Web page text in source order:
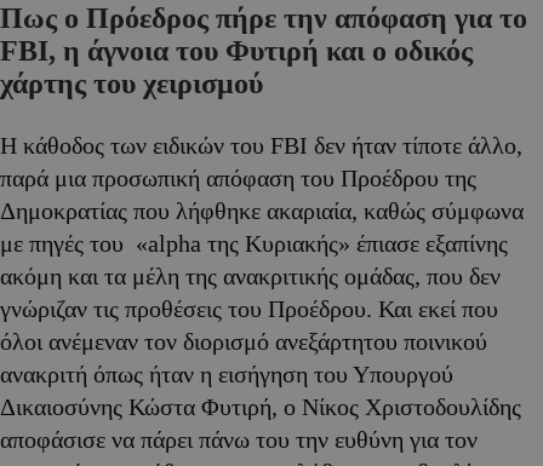
Πως ο Πρόεδρος πήρε την απόφαση για το
FBI, η άγνοια του Φυτιρή και ο οδικός
χάρτης του χειρισμού
Η κάθοδος των ειδικών του FBI δεν ήταν τίποτε άλλο,
παρά μια προσωπική απόφαση του Προέδρου της
Δημοκρατίας που λήφθηκε ακαριαία, καθώς σύμφωνα
με πηγές του «alpha της Κυριακής» έπιασε εξαπίνης
ακόμη και τα μέλη της ανακριτικής ομάδας, που δεν
γνώριζαν τις προθέσεις του Προέδρου. Και εκεί που
όλοι ανέμεναν τον διορισμό ανεξάρτητου ποινικού
ανακριτή όπως ήταν η εισήγηση του Υπουργού
Δικαιοσύνης Κώστα Φυτιρή, ο Νίκος Χριστοδουλίδης
αποφάσισε να πάρει πάνω του την ευθύνη για τον